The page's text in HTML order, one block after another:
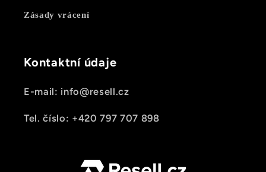
Zásady vrácení
Kontaktní údaje
E-mail: info@resell.cz
Tel. číslo: +420 797 707 898